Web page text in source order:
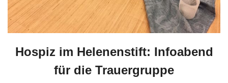
Hospiz im Helenenstift: Infoabend
für die Trauergruppe